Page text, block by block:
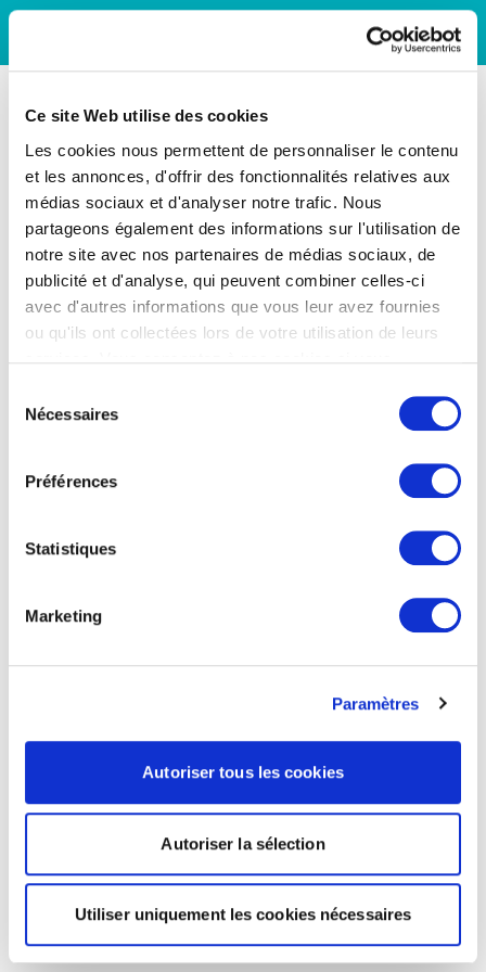
Ce site Web utilise des cookies
Les cookies nous permettent de personnaliser le contenu
et les annonces, d'offrir des fonctionnalités relatives aux
médias sociaux et d'analyser notre trafic. Nous
partageons également des informations sur l'utilisation de
notre site avec nos partenaires de médias sociaux, de
publicité et d'analyse, qui peuvent combiner celles-ci
avec d'autres informations que vous leur avez fournies
ou qu'ils ont collectées lors de votre utilisation de leurs
Nécessaires
Préférences
Statistiques
Marketing
Paramètres
Autoriser tous les cookies
Autoriser la sélection
Utiliser uniquement les cookies nécessaires